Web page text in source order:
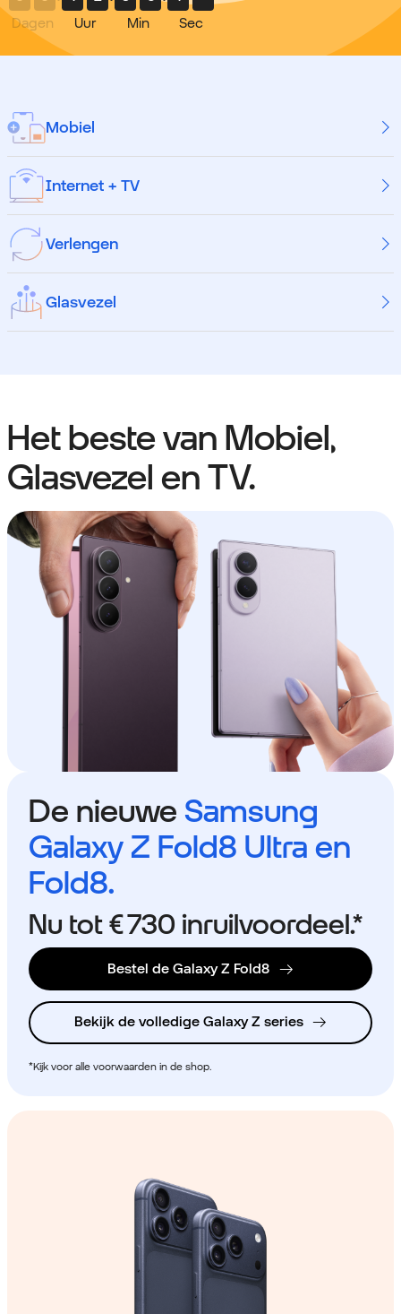
Dagen
Uur
Min
Sec
Mobiel
Internet + TV
Verlengen
Glasvezel
Het beste van Mobiel,
Glasvezel en TV.
De nieuwe Samsung
Galaxy Z Fold8 Ultra en
Fold8.
Nu tot€ 730 inruilvoordeel.*
Bestel de Galaxy Z Fold8
Bekijk de volledige Galaxy Z series
*Kijk voor alle voorwaarden in de shop.